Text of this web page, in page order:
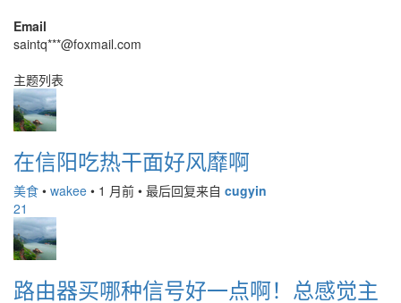
Email
saintq***@foxmail.com
主题列表
在信阳吃热干面好风靡啊
美食 • wakee • 1 月前 • 最后回复来自 cugyin
21
路由器买哪种信号好一点啊！总感觉主